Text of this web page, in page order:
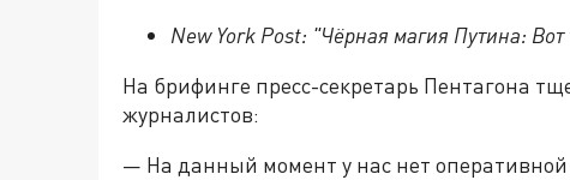
New York Post: "Чёрная магия Путина:
На брифинге пресс-секретарь Пентагона
журналистов:
— На данный момент у нас нет